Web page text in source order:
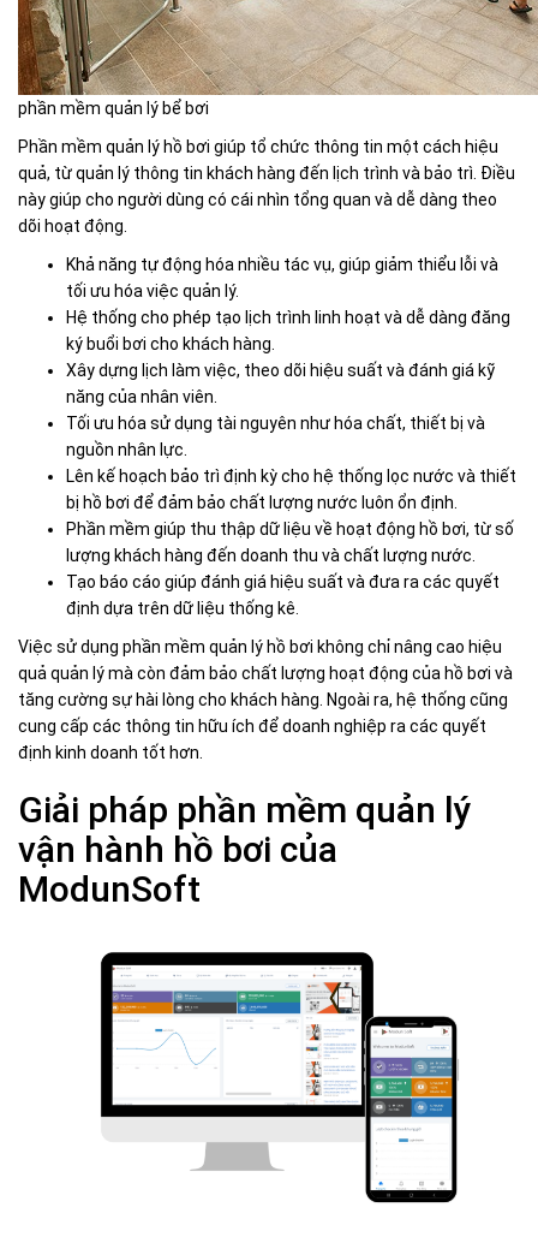
phần mềm quản lý bể bơi
Phần mềm quản lý hồ bơi giúp tổ chức thông tin một cách hiệu
quả, từ quản lý thông tin khách hàng đến lịch trình và bảo trì. Điều
này giúp cho người dùng có cái nhìn tổng quan và dễ dàng theo
dõi hoạt động.
Khả năng tự động hóa nhiều tác vụ, giúp giảm thiểu lỗi và
tối ưu hóa việc quản lý.
Hệ thống cho phép tạo lịch trình linh hoạt và dễ dàng đăng
ký buổi bơi cho khách hàng.
Xây dựng lịch làm việc, theo dõi hiệu suất và đánh giá kỹ
năng của nhân viên.
Tối ưu hóa sử dụng tài nguyên như hóa chất, thiết bị và
nguồn nhân lực.
Lên kế hoạch bảo trì định kỳ cho hệ thống lọc nước và thiết
bị hồ bơi để đảm bảo chất lượng nước luôn ổn định.
Phần mềm giúp thu thập dữ liệu về hoạt động hồ bơi, từ số
lượng khách hàng đến doanh thu và chất lượng nước.
Tạo báo cáo giúp đánh giá hiệu suất và đưa ra các quyết
định dựa trên dữ liệu thống kê.
Việc sử dụng phần mềm quản lý hồ bơi không chỉ nâng cao hiệu
quả quản lý mà còn đảm bảo chất lượng hoạt động của hồ bơi và
tăng cường sự hài lòng cho khách hàng. Ngoài ra, hệ thống cũng
cung cấp các thông tin hữu ích để doanh nghiệp ra các quyết
định kinh doanh tốt hơn.
Giải pháp phần mềm quản lý
vận hành hồ bơi của
ModunSoft